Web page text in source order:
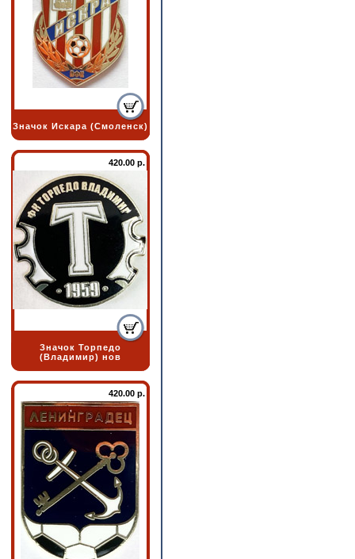
Значок Искара (Смоленск)
420.00 р.
Значок Торпедо
(Владимир) нов
420.00 р.